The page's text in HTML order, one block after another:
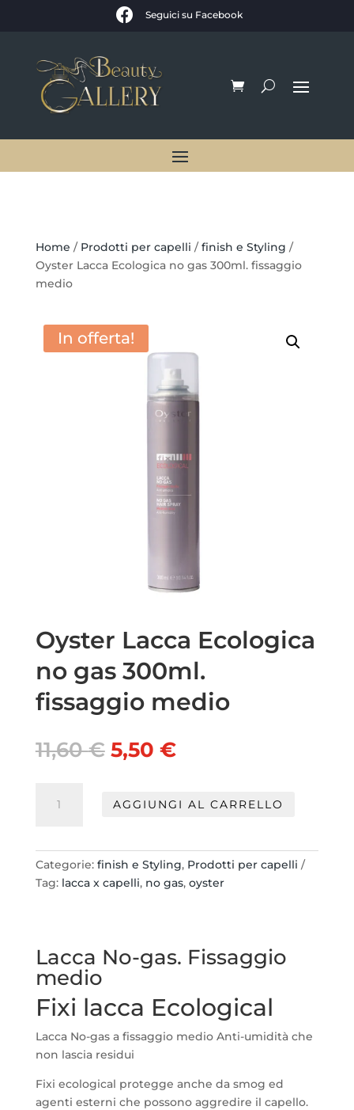
 Seguici su Facebook
Home / Prodotti per capelli /finish e Styling /
Oyster Lacca Ecologica no gas 300ml. fissaggio
medio
In offerta!
Oyster Lacca Ecologica
no gas 300ml.
fissaggio medio
11,60€ Il
prezzo
era:
5,50 €Il
è:
Lacca
gas
300ml.
AGGIUNGI AL CARRELLO
Categorie: finish e Styling, Prodotti per capelli
Tag: lacca x capelli, no gas, oyster
Lacca No-gas. Fissaggio
medio
Fixi lacca Ecological
Lacca No-gas a fissaggio medio Anti-umidità che
non lascia residui
Fixi ecological protegge anche da smog ed
agenti esterni che possono aggredire il capello.